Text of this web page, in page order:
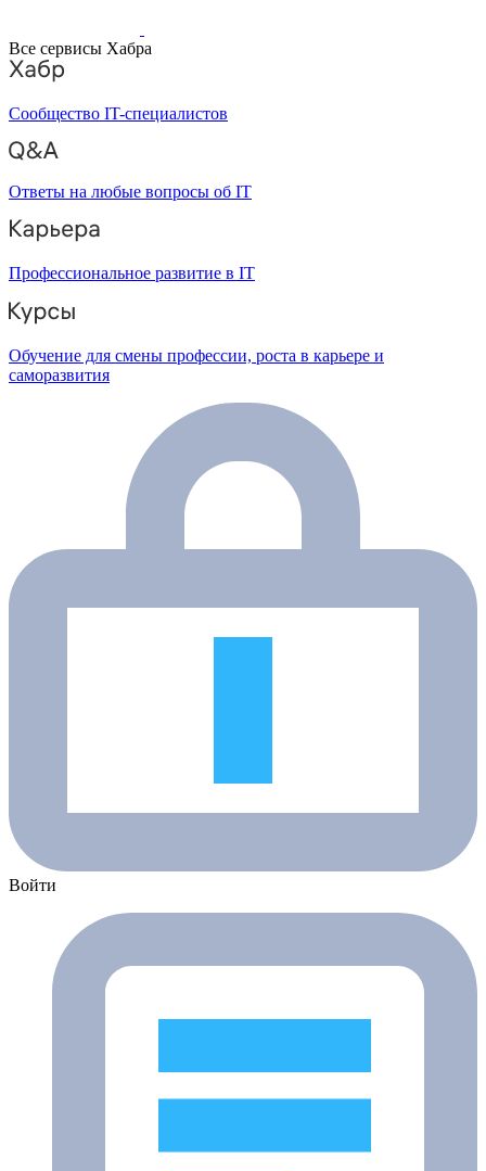
Все сервисы Хабра
Сообщество IT-специалистов
Ответы на любые вопросы об IT
Профессиональное развитие в IT
Обучение для смены профессии, роста в карьере и
саморазвития
Войти